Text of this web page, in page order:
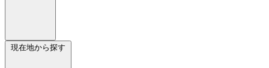
現在地から探す